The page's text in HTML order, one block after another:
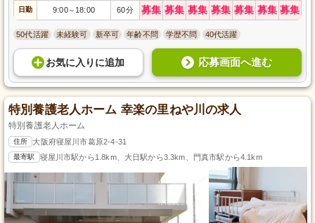
日勤 9:00～ 18:00 60分 募集 募集 募集 募集 募集 募集 募集
50代活躍 未経験可 新卒可 年齢不問 学歴不問 40代活躍
お気に入り に追加 応募画面へ進む
特別養護老人ホーム 幸楽の里ねや川の求人
特別養護老人ホーム
住所 大阪府寝屋川市葛原2-4-31
最寄駅 寝屋川市駅から1.8km、大日駅から3.3km、門真市駅から4.1km